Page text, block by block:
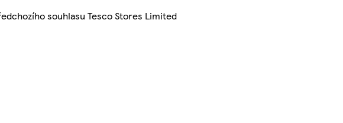
souhlasu Tesco Stores Limited